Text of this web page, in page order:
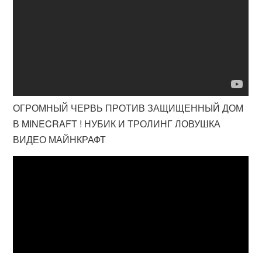
ОГРОМНЫЙ ЧЕРВЬ ПРОТИВ ЗАЩИЩЕННЫЙ ДОМ
В MINECRAFT ! НУБИК И ТРОЛИНГ ЛОВУШКА
ВИДЕО МАЙНКРАФТ